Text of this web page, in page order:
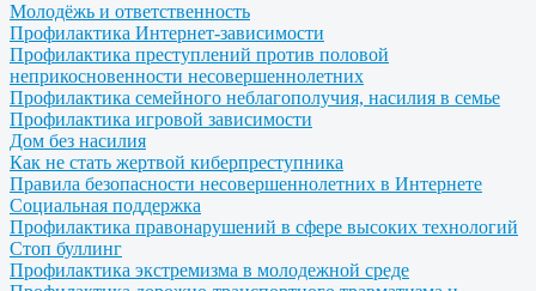
Молодёжь и ответственность
Профилактика Интернет-зависимости
Профилактика преступлений против половой
неприкосновенности несовершеннолетних
Профилактика семейного неблагополучия, насилия в семье
Профилактика игровой зависимости
Дом без насилия
Как не стать жертвой киберпреступника
Правила безопасности несовершеннолетних в Интернете
Социальная поддержка
Профилактика правонарушений в сфере высоких технологий
Стоп буллинг
Профилактика экстремизма в молодежной среде